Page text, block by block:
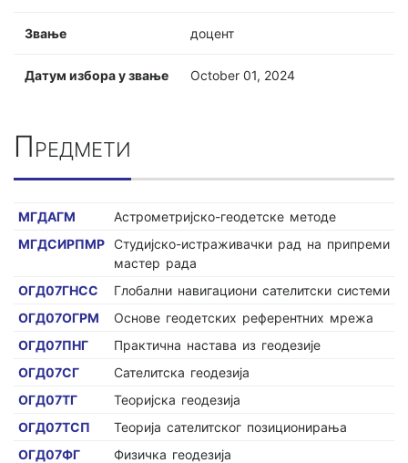
Звање доцент
Датум избора у звање October 01, 2024
Предмети
МГДАГМ
Астрометријско-геодетске методе
МГДСИРПМР
Студијско-истраживачки рад на припреми
мастер рада
ОГД07ГНСС
Глобални навигациони сателитски системи
ОГД07ОГРМ
Основе геодетских референтних мрежа
ОГД07ПНГ
Практична настава из геодезије
ОГД07СГ
Сателитска геодезија
ОГД07ТГ
Теоријска геодезија
ОГД07ТСП
Теорија сателитског позиционирања
ОГД07ФГ
Физичка геодезија